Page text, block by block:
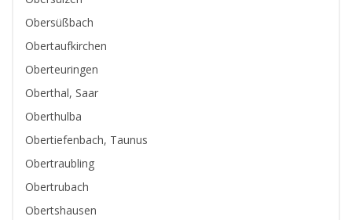
Obersüßbach
Obertaufkirchen
Oberteuringen
Oberthal, Saar
Oberthulba
Obertiefenbach, Taunus
Obertraubling
Obertrubach
Obertshausen